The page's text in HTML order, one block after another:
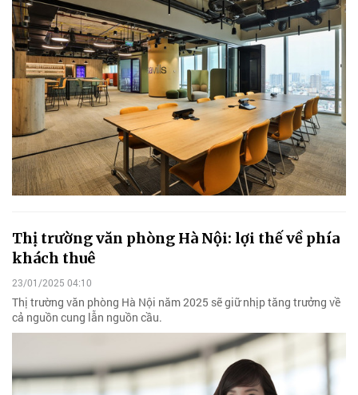
Thị trường văn phòng Hà Nội: lợi thế về phía
khách thuê
23/01/2025 04:10
Thị trường văn phòng Hà Nội năm 2025 sẽ giữ nhịp tăng trưởng về
cả nguồn cung lẫn nguồn cầu.